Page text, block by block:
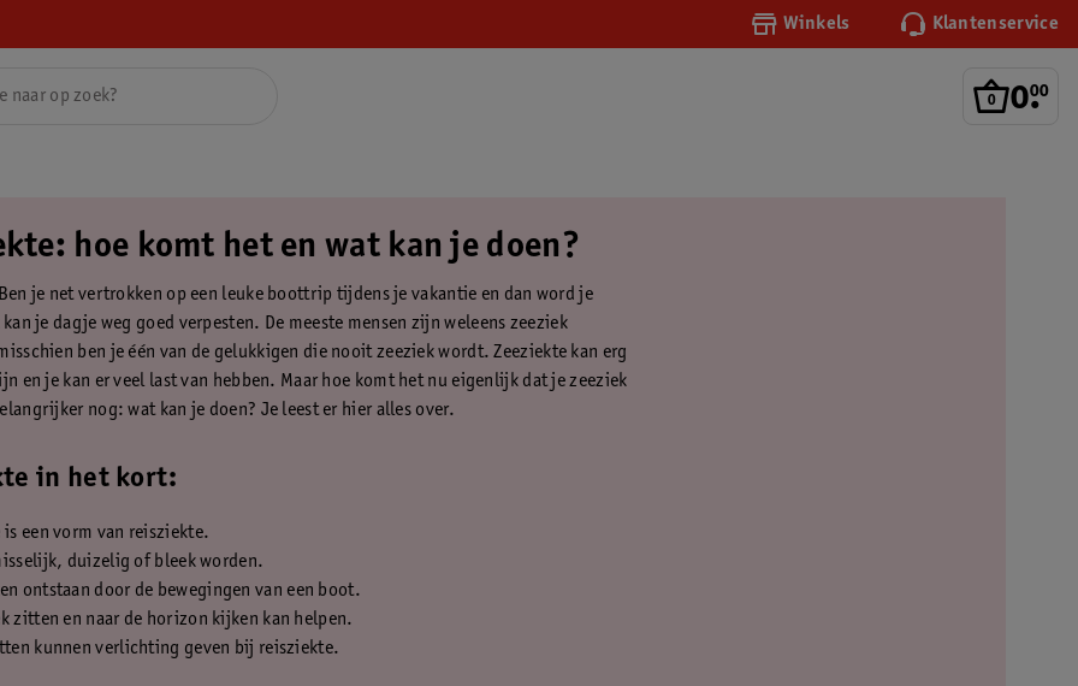
Winkels Klantenservice
0.
00
hoe komt het en wat kan je doen?
je net vertrokken op een leuke boottrip tijdens je vakantie en dan word je
je dagje weg goed verpesten. De meeste mensen zijn weleens zeeziek
ben je één van de gelukkigen die nooit zeeziek wordt. Zeeziekte kan erg
en je kan er veel last van hebben. Maar hoe komt het nu eigenlijk dat je zeeziek
nog: wat kan je doen? Je leest er hier alles over.
in het kort:
is een vorm van reisziekte.
duizelig of bleek worden.
ontstaan door de bewegingen van een boot.
zitten en naar de horizon kijken kan helpen.
kunnen verlichting geven bij reisziekte.